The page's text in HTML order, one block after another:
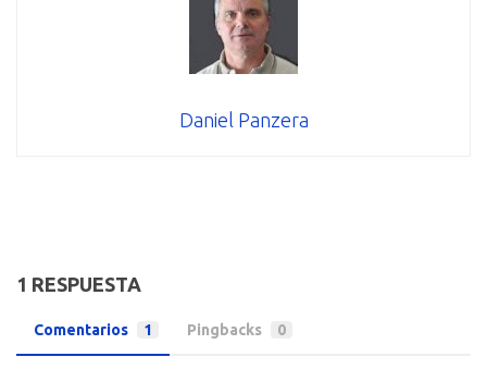
Daniel Panzera
1 RESPUESTA
Comentarios 1 Pingbacks 0